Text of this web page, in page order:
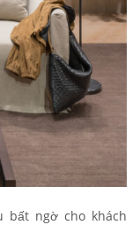
bất ngờ cho khách